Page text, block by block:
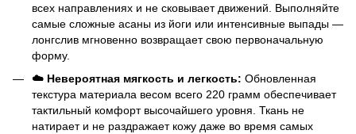
всех направлениях и не сковывает движений. Выполняйте
самые сложные асаны из йоги или интенсивные выпады —
лонгслив мгновенно возвращает свою первоначальную
форму.
☁️ Невероятная мягкость и легкость: Обновленная
текстура материала весом всего 220 грамм обеспечивает
тактильный комфорт высочайшего уровня. Ткань не
натирает и не раздражает кожу даже во время самых